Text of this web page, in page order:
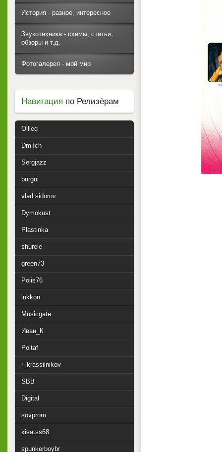
История - разное, интересное
Звукотехника - схемы, статьи,
обзоры и т.д.
Фотогалерея - мой мир
Навигация по Релизёрам
Ollleg
DmTch
Sergjazz
burgui
vlad sidorov
Dymokust
Plastinka
shurele
green73
Polis76
lukkon
Musicgate
Иван_К
Poitaf
r_krassilnikov
SBB
Digital
sovprom
kisatss68
spunkerboybr